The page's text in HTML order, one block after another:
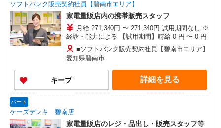
ソフトバンク販売契約社員【碧南市エリア】
家電量販店内の携帯販売スタッフ
月給 271,340円 〜 271,340円 試用期間なし ※
経験・能力による 【試用期間】時給 0 円 〜 0 円
■ソフトバンク販売契約社員【碧南市エリア】
愛知県碧南市
キープ 詳細を見る
パート
ケーズデンキ 碧南店
家電量販店のレジ・品出し・販売スタッフ等